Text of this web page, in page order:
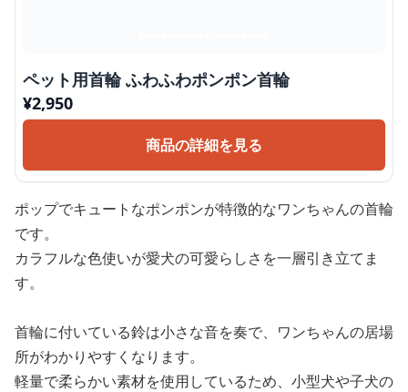
ペット用首輪 ふわふわポンポン首輪
¥2,950
商品の詳細を見る
ポップでキュートなポンポンが特徴的なワンちゃんの首輪
です。
カラフルな色使いが愛犬の可愛らしさを一層引き立てま
す。
首輪に付いている鈴は小さな音を奏で、ワンちゃんの居場
所がわかりやすくなります。
軽量で柔らかい素材を使用しているため、小型犬や子犬の